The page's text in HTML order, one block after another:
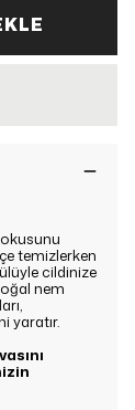
temizlerken
cildinize
nem
yaratır.